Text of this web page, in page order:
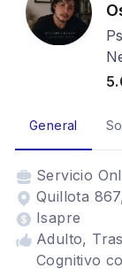
General
Servicio
Quillota
Isapre
Adulto,
Cognitivo